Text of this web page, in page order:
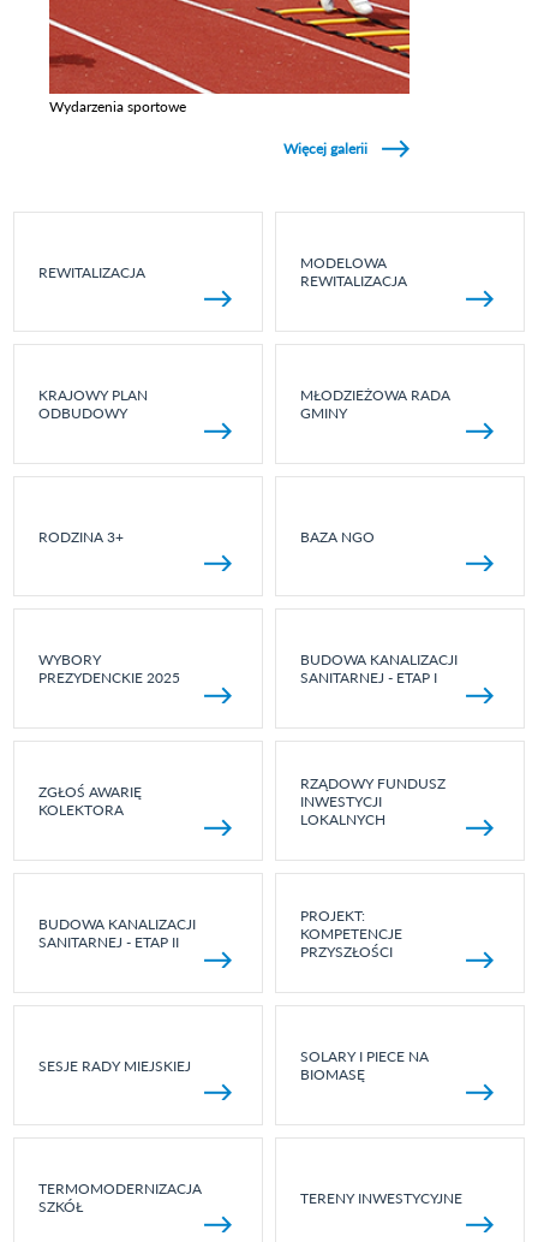
Wydarzenia sportowe
Więcej galerii
REWITALIZACJA
MODELOWA
REWITALIZACJA
KRAJOWY PLAN
ODBUDOWY
MŁODZIEŻOWA RADA
GMINY
RODZINA 3+ BAZA NGO
WYBORY
PREZYDENCKIE 2025
BUDOWA KANALIZACJI
SANITARNEJ - ETAP I
ZGŁOŚ AWARIĘ
KOLEKTORA
RZĄDOWY FUNDUSZ
INWESTYCJI
LOKALNYCH
BUDOWA KANALIZACJI
SANITARNEJ - ETAP II
PROJEKT:
KOMPETENCJE
PRZYSZŁOŚCI
SESJE RADY MIEJSKIEJ
SOLARY I PIECE NA
BIOMASĘ
TERMOMODERNIZACJA
SZKÓŁ
TERENY INWESTYCYJNE